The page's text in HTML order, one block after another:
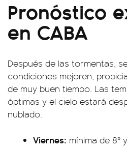
Pronóstico
en CABA
Después de las tormentas,
condiciones mejoren,
de muy buen tiempo. Las
óptimas y el cielo estará
nublado.
Viernes: mínima de 8°